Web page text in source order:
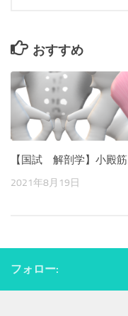
おすすめ
【国試 解剖学】小殿筋
2021年8月19日
フォロー: